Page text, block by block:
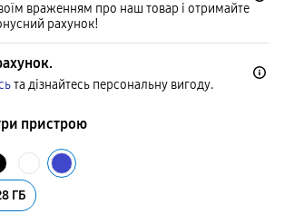
враженням про наш товар і отримайте
рахунок!
та дізнайтесь персональну вигоду.
пристрою
ГБ